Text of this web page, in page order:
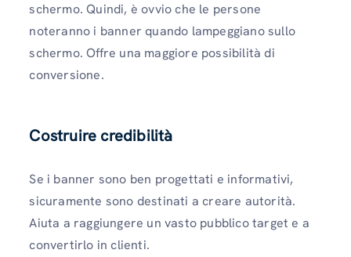
schermo. Quindi, è ovvio che le persone
noteranno i banner quando lampeggiano sullo
schermo. Offre una maggiore possibilità di
conversione.
Costruire credibilità
Se i banner sono ben progettati e informativi,
sicuramente sono destinati a creare autorità.
Aiuta a raggiungere un vasto pubblico target e a
convertirlo in clienti.